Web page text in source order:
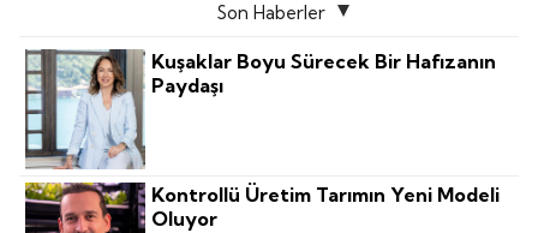
Son Haberler
Kuşaklar Boyu Sürecek Bir Hafızanın
Paydaşı
Kontrollü Üretim Tarımın Yeni Modeli
Oluyor